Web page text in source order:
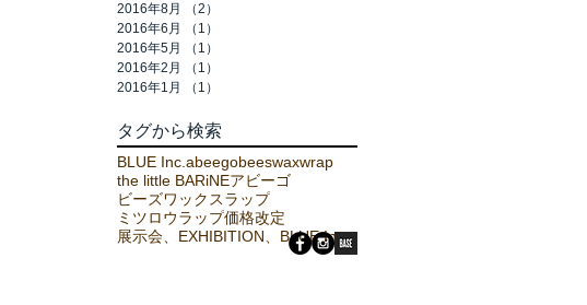
2016年8月
（2）
2016年6月
（1）
2016年5月
（1）
2016年2月
（1）
2016年1月
（1）
タグから検索
BLUE Inc.abeegobeeswaxwrap
the little BARiNEアビーゴ
ビーズワックスラップ
ミツロウラップ価格改定
展示会、EXHIBITION、BLUE Inc.